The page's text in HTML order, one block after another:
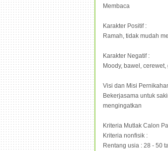
Membaca
Karakter Positif :
Ramah, tidak mudah
Karakter Negatif :
Moody, bawel,
Visi dan Misi
Bekerjasama untuk
mengingatkan
Kriteria Mutlak Calon
Kriteria nonfisik :
Rentang usia : 28 - 50